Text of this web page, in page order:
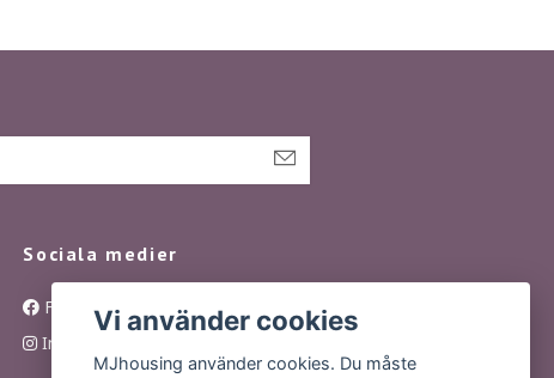
Sociala medier
Facebook
Instagram
Vi använder cookies
MJhousing använder cookies. Du måste